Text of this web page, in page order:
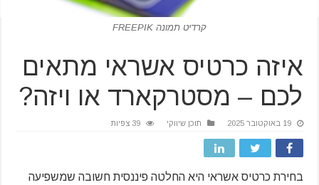
קרדיט תמונה FREEPIK
איזה כרטיס אשראי מתאים
לכם – מסטרקארד או ויזה?
19 באוקטובר 2025 תוכן שיווקי 39 צפיות
בחירת כרטיס אשראי היא החלטה פיננסית חשובה שמשפיעה